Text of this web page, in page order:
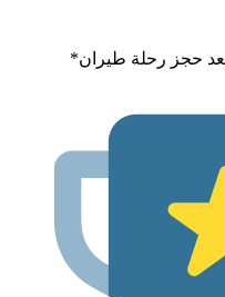
طيران*